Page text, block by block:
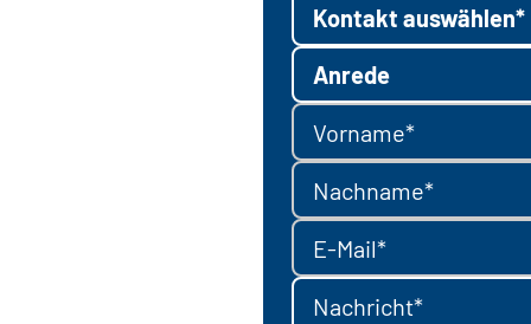
Kontakt auswählen*
Anrede
Vorname*
Nachname*
E-Mail*
Nachricht*